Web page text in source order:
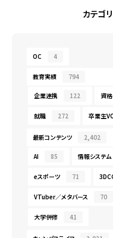
カテゴ
OC 4
教育実績 794
企業連携 122 資格
就職 272 卒業生
最新コンテンツ 2,402
AI 85 情報システム
eスポーツ 71
VTuber／メタバース 70
大学併修 41